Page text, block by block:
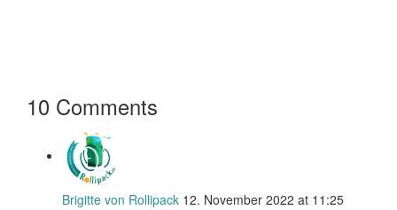
10 Comments
Brigitte von Rollipack 12. November 2022 at 11:25